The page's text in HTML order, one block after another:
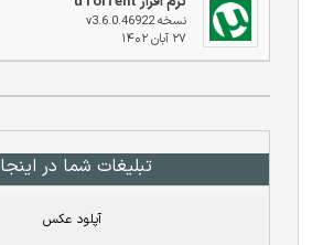
نسخه v3.6.0.46922
۲۷ آبان ۱۴۰۲
تبلیغات شما در اینجا
آپلود عکس